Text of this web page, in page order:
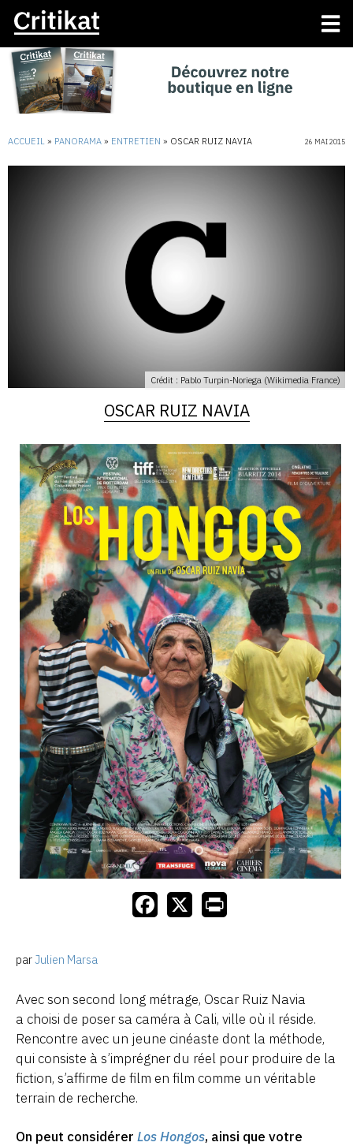
ACCUEIL » PANORAMA » ENTRETIEN » OSCAR RUIZ NAVIA 26 MAI 2015
Crédit : Pablo Turpin-Noriega (Wikimedia France)
OSCAR RUIZ NAVIA
parJulien Marsa
Avec son second long métrage, Oscar Ruiz Navia
a choisi de poser sa caméra à Cali, ville où il réside.
Rencontre avec un jeune cinéaste dont la méthode,
qui consiste à s’imprégner du réel pour produire de la
fiction, s’affirme de film en film comme un véritable
terrain de recherche.
On peut considérer Los Hongos, ainsi que votre